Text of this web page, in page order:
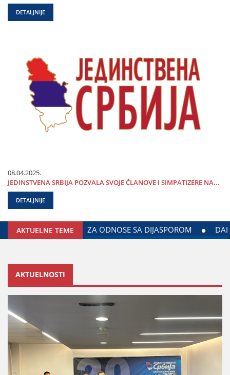
DETALJNIJE
08.04.2025.
ЈEDINSTVENA SRBIЈA POZVALA SVOЈE ČLANOVE I SIMPATIZERE NA...
DETALJNIJE
AKTUELNE TEME
DANA POLICIЈE I MINISTARSTVA UNUTRAŠNjIH POSLOVA
AKTUELNOSTI